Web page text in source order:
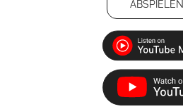
ABSPIELEN